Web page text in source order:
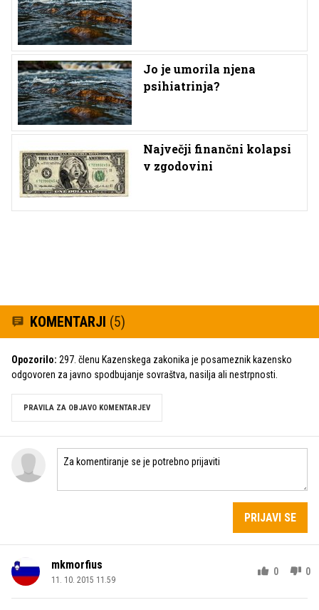
Jo je umorila njena
psihiatrinja?
Največji finančni kolapsi
v zgodovini
KOMENTARJI (5)
Opozorilo: 297. členu Kazenskega zakonika je posameznik kazensko
odgovoren za javno spodbujanje sovraštva, nasilja ali nestrpnosti.
PRAVILA ZA OBJAVO KOMENTARJEV
PRIJAVI SE
mkmorfius
11. 10. 2015 11.59
0 0